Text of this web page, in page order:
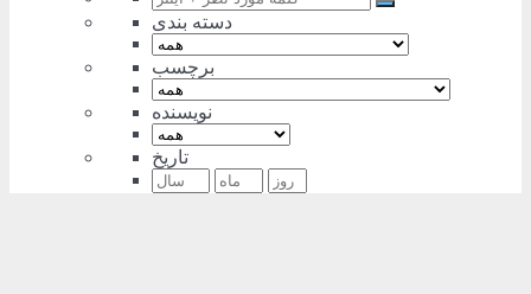
دسته بندی
برچسب
نویسنده
تاریخ